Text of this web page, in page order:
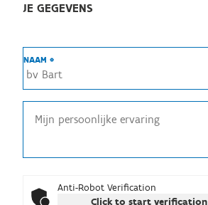
JE GEGEVENS
NAAM *
Anti-Robot Verification
Click to start verification